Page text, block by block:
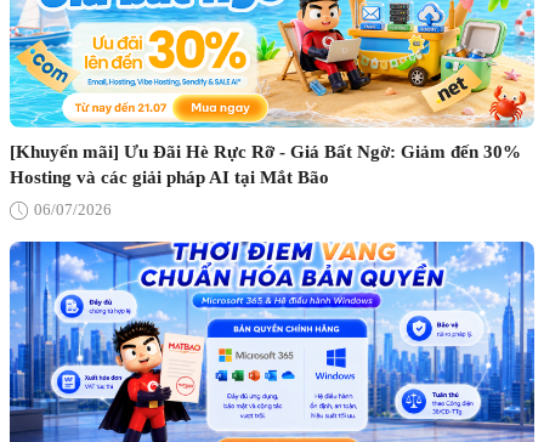
[Khuyến mãi] Ưu Đãi Hè Rực Rỡ - Giá Bất Ngờ: Giảm đến 30%
Hosting và các giải pháp AI tại Mắt Bão
06/07/2026